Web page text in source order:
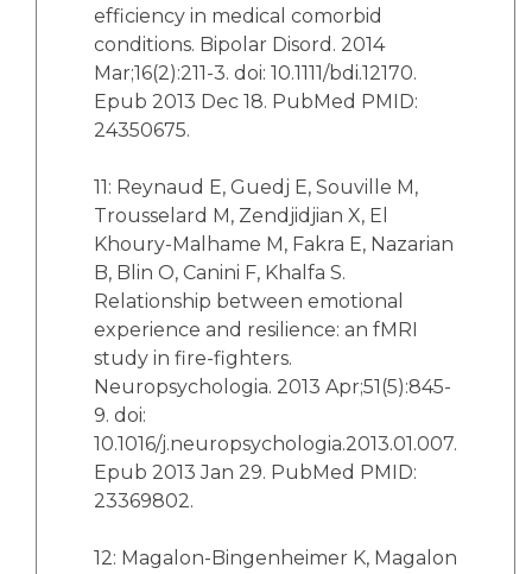
efficiency in medical comorbid
conditions. Bipolar Disord. 2014
Mar;16(2):211-3. doi: 10.1111/bdi.12170.
Epub 2013 Dec 18. PubMed PMID:
24350675.
11: Reynaud E, Guedj E, Souville M,
Trousselard M, Zendjidjian X, El
Khoury-Malhame M, Fakra E, Nazarian
B, Blin O, Canini F, Khalfa S.
Relationship between emotional
experience and resilience: an fMRI
study in fire-fighters.
Neuropsychologia. 2013 Apr;51(5):845-
9. doi:
10.1016/j.neuropsychologia.2013.01.007.
Epub 2013 Jan 29. PubMed PMID:
23369802.
12: Magalon-Bingenheimer K, Magalon